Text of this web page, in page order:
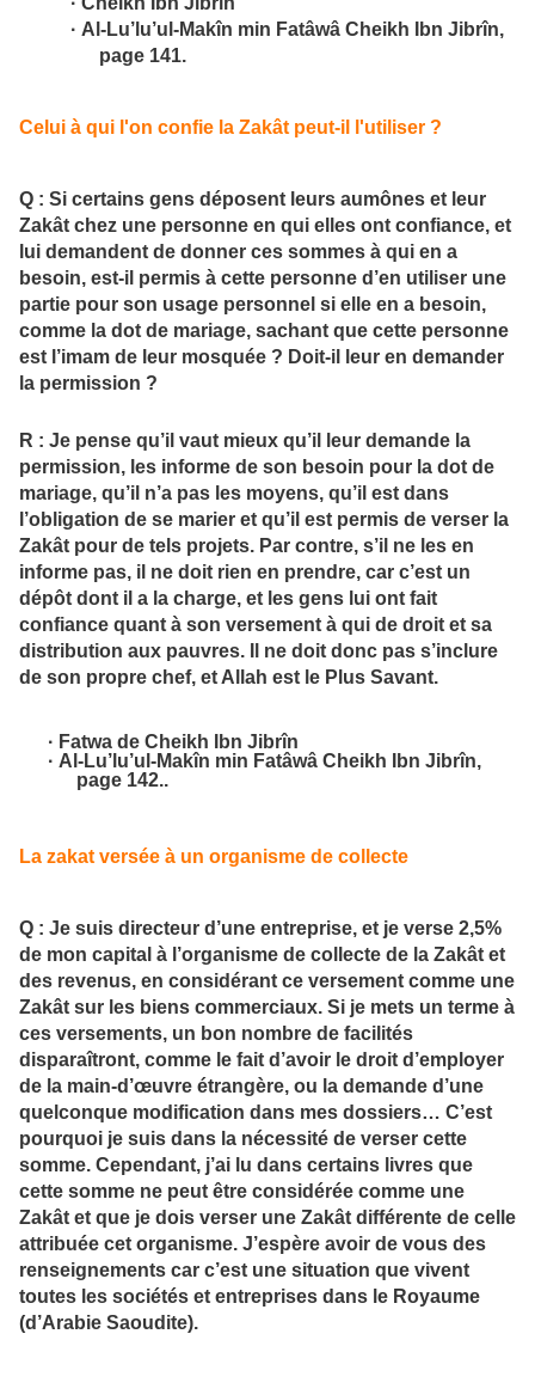
· Al-Lu’lu’ul-Makîn min Fatâwâ Cheikh Ibn Jibrîn,
page 141.
Celui à qui l'on confie la Zakât peut-il l'utiliser ?
Q : Si certains gens déposent leurs aumônes et leur
Zakât chez une personne en qui elles ont confiance, et
lui demandent de donner ces sommes à qui en a
besoin, est-il permis à cette personne d’en utiliser une
partie pour son usage personnel si elle en a besoin,
comme la dot de mariage, sachant que cette personne
est l’imam de leur mosquée ? Doit-il leur en demander
la permission ?
R : Je pense qu’il vaut mieux qu’il leur demande la
permission, les informe de son besoin pour la dot de
mariage, qu’il n’a pas les moyens, qu’il est dans
l’obligation de se marier et qu’il est permis de verser la
Zakât pour de tels projets. Par contre, s’il ne les en
informe pas, il ne doit rien en prendre, car c’est un
dépôt dont il a la charge, et les gens lui ont fait
confiance quant à son versement à qui de droit et sa
distribution aux pauvres. Il ne doit donc pas s’inclure
de son propre chef, et Allah est le Plus Savant.
· Fatwa de Cheikh Ibn Jibrîn
· Al-Lu’lu’ul-Makîn min Fatâwâ Cheikh Ibn Jibrîn,
page 142..
La zakat versée à un organisme de collecte
Q : Je suis directeur d’une entreprise, et je verse 2,5%
de mon capital à l’organisme de collecte de la Zakât et
des revenus, en considérant ce versement comme une
Zakât sur les biens commerciaux. Si je mets un terme à
ces versements, un bon nombre de facilités
disparaîtront, comme le fait d’avoir le droit d’employer
de la main-d’œuvre étrangère, ou la demande d’une
quelconque modification dans mes dossiers… C’est
pourquoi je suis dans la nécessité de verser cette
somme. Cependant, j’ai lu dans certains livres que
cette somme ne peut être considérée comme une
Zakât et que je dois verser une Zakât différente de celle
attribuée cet organisme. J’espère avoir de vous des
renseignements car c’est une situation que vivent
toutes les sociétés et entreprises dans le Royaume
(d’Arabie Saoudite).